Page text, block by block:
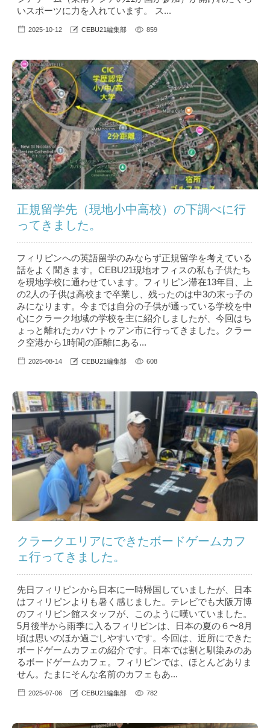
いスポーツに力を入れています。 ス...
2025-10-12 CEBU21編集部 859
正規留学先（現地小中高校）の下調べに行
ってきました。
フィリピンへの英語留学のみならず正規留学を考えている
話をよく聞きます。CEBU21現地オフィスの私も子供たち
を現地学校に通わせています。フィリピン滞在13年目、上
の2人の子供は高校まで卒業し、残ったのは中3の末っ子の
みになります。今までは自分の子供が通っている学校を中
心にクラーク地域の学校を主に紹介しましたが、今回はち
ょっと離れたカバナトゥアン市に行ってきました。クラー
ク空港から1時間の距離にある...
2025-08-14 CEBU21編集部 608
クラークエリアにできたボードゲームカフ
ェ行ってきました。
先日フィリピンから日本に一時帰国していましたが、日本
はフィリピンよりも暑く感じました。テレビでも大阪万博
のフィリピン館スタッフが、このように嘆いていました。
5月後半から雨季に入るフィリピンは、日本の夏の６〜8月
頃は思いのほか過ごしやすいです。今回は、近所にできた
ボードゲームカフェの紹介です。日本では割と馴染みのあ
るボードゲームカフェ。フィリピンでは、ほとんどありま
せん。たまにそんな名前のカフェもあ...
2025-07-06 CEBU21編集部 782